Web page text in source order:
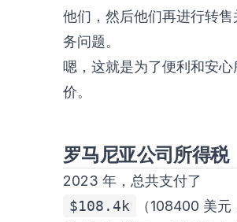
他们，然后他们再进行转
务问题。
嗯，这就是为了便利和安
价。
罗马尼亚公司所得税
2023 年，总共支付了
$108.4k
（108400 美